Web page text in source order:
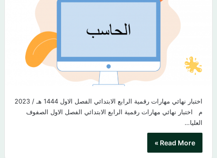
اختبار نهائي مهارات رقمية الرابع الابتدائي الفصل الاول 1444 هـ / 2023
م اختبار نهائي مهارات رقمية الرابع الابتدائي الفصل الاول الصفوف
العليا…
Read More »